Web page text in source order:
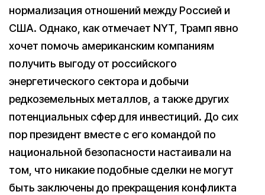
нормализация отношений между Россией и
США. Однако, как отмечает NYT, Трамп явно
хочет помочь американским компаниям
получить выгоду от российского
энергетического сектора и добычи
редкоземельных металлов, а также других
потенциальных сфер для инвестиций. До сих
пор президент вместе с его командой по
национальной безопасности настаивали на
том, что никакие подобные сделки не могут
быть заключены до прекращения конфликта